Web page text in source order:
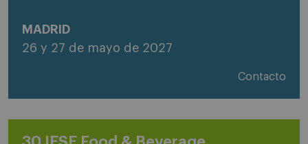
MADRID
26 y 27 de mayo de 2027
Contacto